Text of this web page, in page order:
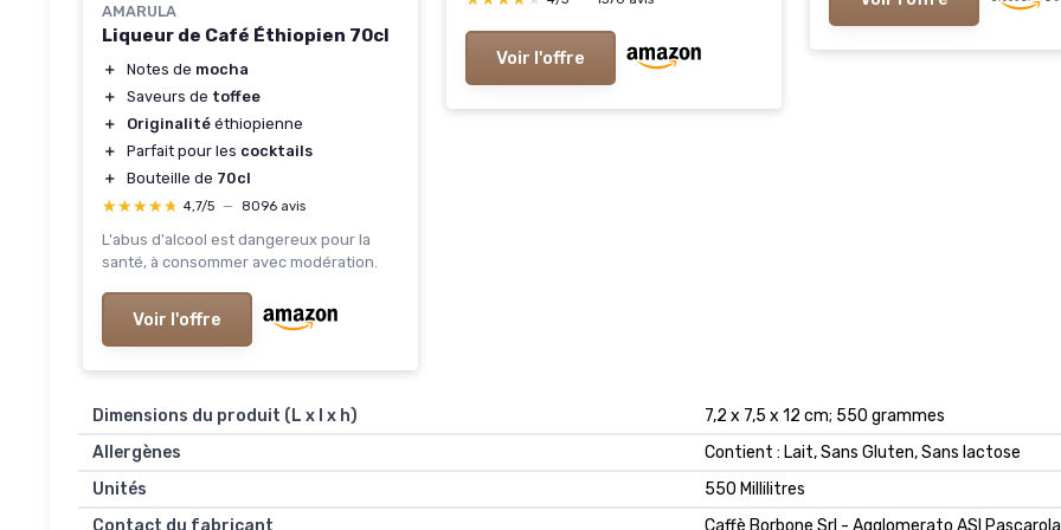
AMARULA
Liqueur de Café Éthiopien 70cl
＋ Notes de mocha
＋
Saveurs de toffee
＋
Originalité éthiopienne
＋
Parfait pour les cocktails
＋
Bouteille de 70cl
★★★★★
★★★★★ 4,7/5 — 8096 avis
L'abus d'alcool est dangereux pour la
santé, à consommer avec modération.
Voir l'offre
Voir l'offre
Dimensions du produit (L x l x h)
‎7,2 x 7,5 x 12 cm; 550 grammes
Allergènes
‎Contient : Lait, Sans Gluten, Sans lactose
Unités
‎550 Millilitres